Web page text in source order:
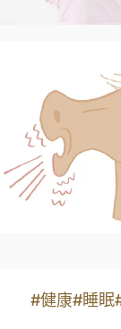
#健康#睡眠